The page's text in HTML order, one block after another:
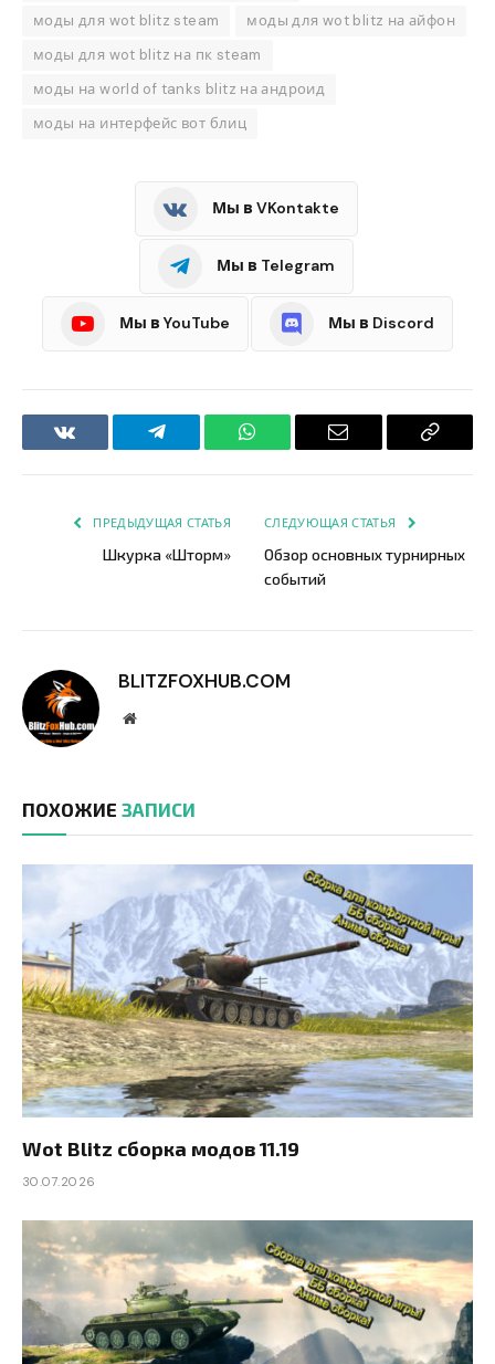
моды для wot blitz steam
моды для wot blitz на айфон
моды для wot blitz на пк steam
моды на world of tanks blitz на андроид
моды на интерфейс вот блиц
Мы в VKontakte
Мы в Telegram
Мы в YouTube Мы в Discord
VKontakteTelegram WhatsApp Email
Copy
ПРЕДЫДУЩАЯ СТАТЬЯ
Шкурка «Шторм»
СЛЕДУЮЩАЯ СТАТЬЯ
Обзор основных турнирных
событий
BLITZFOXHUB.COM
Website
ПОХОЖИЕ ЗАПИСИ
Wot Blitz сборка модов 11.19
30.07.2026